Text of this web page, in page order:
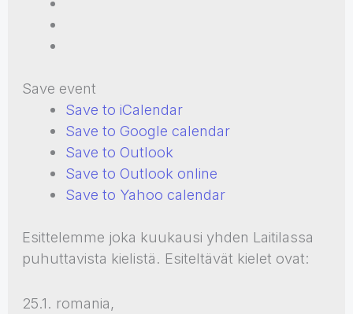
Save event
Save to iCalendar
Save to Google calendar
Save to Outlook
Save to Outlook online
Save to Yahoo calendar
Esittelemme joka kuukausi yhden Laitilassa
puhuttavista kielistä. Esiteltävät kielet ovat:
25.1. romania,